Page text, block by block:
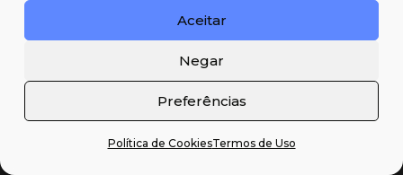
Aceitar
Negar
Preferências
Política de CookiesTermos de Uso
Email: contato@citypic.com.br